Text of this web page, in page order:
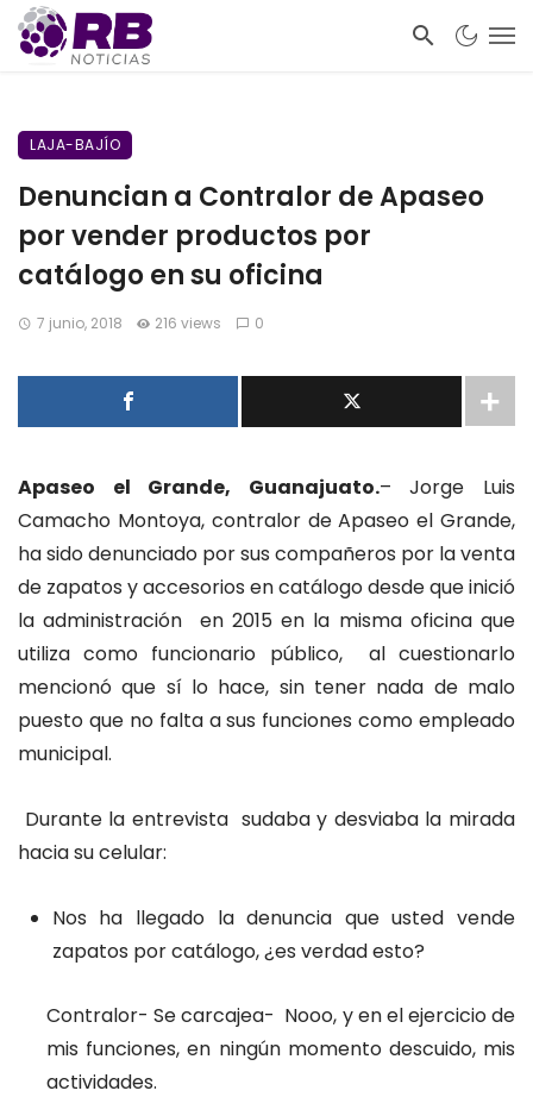
LAJA-BAJÍO
Denuncian a Contralor de Apaseo
por vender productos por
catálogo en su oficina
7 junio, 2018 216 views 0
Apaseo el Grande, Guanajuato.– Jorge Luis
Camacho Montoya, contralor de Apaseo el Grande,
ha sido denunciado por sus compañeros por la venta
de zapatos y accesorios en catálogo desde que inició
la administración en 2015 en la misma oficina que
utiliza como funcionario público, al cuestionarlo
mencionó que sí lo hace, sin tener nada de malo
puesto que no falta a sus funciones como empleado
municipal.
Durante la entrevista sudaba y desviaba la mirada
hacia su celular:
Nos ha llegado la denuncia que usted vende
zapatos por catálogo, ¿es verdad esto?
Contralor- Se carcajea- Nooo, y en el ejercicio de
mis funciones, en ningún momento descuido, mis
actividades.